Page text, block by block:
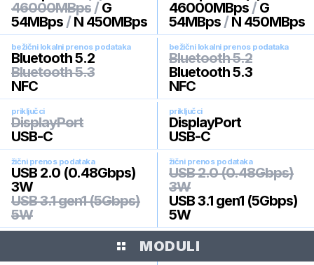
46000MBps / G
54MBps / N 450MBps
46000MBps / G
54MBps / N 450MBps
bežični lokalni prenos podataka
Bluetooth 5.2
Bluetooth 5.3
NFC
bežični lokalni prenos podataka
Bluetooth 5.2
Bluetooth 5.3
NFC
priključci
DisplayPort
USB-C
priključci
DisplayPort
USB-C
žični prenos podataka
USB 2.0 (0.48Gbps)
3W
USB 3.1 gen1 (5Gbps)
5W
žični prenos podataka
USB 2.0 (0.48Gbps)
3W
USB 3.1 gen1 (5Gbps)
5W
MODULI